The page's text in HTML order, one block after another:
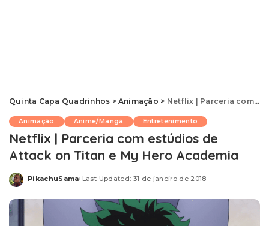
Quinta Capa Quadrinhos >Animação > Netflix | Parceria com estúdios de Attack on Titan e My Hero Academia
Animação Anime/Mangá Entretenimento
Netflix | Parceria com estúdios de
Attack on Titan e My Hero Academia
Posted
PikachuSama Last Updated: 31 de janeiro de 2018